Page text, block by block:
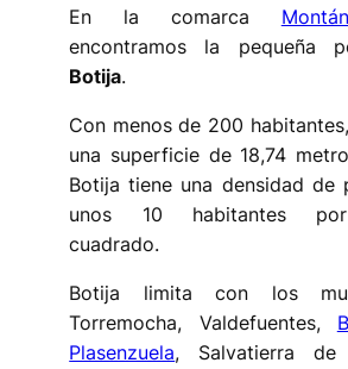
En la comarca
encontramos la pequeña
Botija.
Con menos de 200
una superficie de 18,74
Botija tiene una densidad de
unos 10 habitantes
cuadrado.
Botija limita con los
Torremocha, Valdefuentes,
Plasenzuela, Salvatierra de